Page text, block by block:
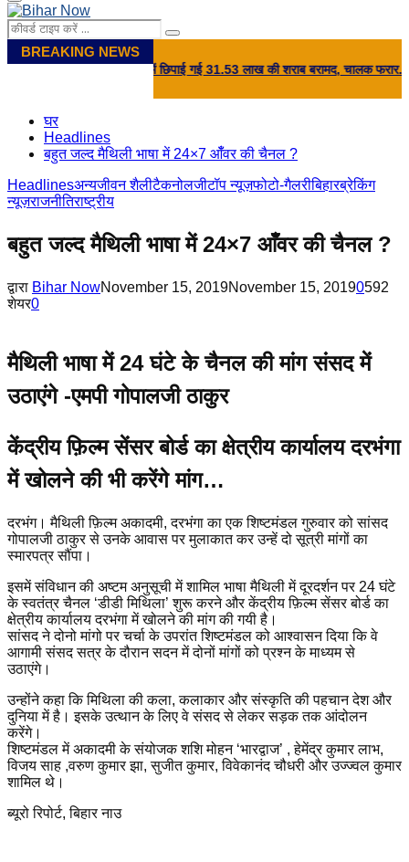
Primary
Menu
Search
for:
Search
BREAKING NEWS
पर खाद की आड़ में छिपाई गई 31.53 लाख की शराब बरामद, चालक फरार...⇝
घर
Headlines
बहुत जल्द मैथिली भाषा में 24×7 आँँवर की चैनल ?
Headlinesअन्यजीवन शैलीटैकनोलजीटॉप न्यूज़फोटो-गैलरीबिहारब्रेकिंग
न्यूज़राजनीतिराष्ट्रीय
बहुत जल्द मैथिली भाषा में 24×7 आँँवर की चैनल ?
द्वारा Bihar NowNovember 15, 2019November 15, 20190592
शेयर0
मैथिली भाषा में 24 घंटे के चैनल की मांग संसद में
उठाएंगे -एमपी गोपालजी ठाकुर
केंद्रीय फ़िल्म सेंसर बोर्ड का क्षेत्रीय कार्यालय दरभंगा
में खोलने की भी करेंगे मांग…
दरभंग। मैथिली फ़िल्म अकादमी, दरभंगा का एक शिष्टमंडल गुरुवार को सांसद
गोपालजी ठाकुर से उनके आवास पर मुलाकात कर उन्हें दो सूत्री मांगों का
स्मारपत्र सौंपा।
इसमें संविधान की अष्टम अनुसूची में शामिल भाषा मैथिली में दूरदर्शन पर 24 घंटे
के स्वतंत्र चैनल ‘डीडी मिथिला’ शुरू करने और केंद्रीय फ़िल्म सेंसर बोर्ड का
क्षेत्रीय कार्यालय दरभंगा में खोलने की मांग की गयी है।
सांसद ने दोनो मांगो पर चर्चा के उपरांत शिष्टमंडल को आश्वासन दिया कि वे
आगामी संसद सत्र के दौरान सदन में दोनों मांगों को प्रश्न के माध्यम से
उठाएंगे।
उन्होंने कहा कि मिथिला की कला, कलाकार और संस्कृति की पहचान देश और
दुनिया में है। इसके उत्थान के लिए वे संसद से लेकर सड़क तक आंदोलन
करेंगे।
शिष्टमंडल में अकादमी के संयोजक शशि मोहन ‘भारद्वाज’ , हेमेंद्र कुमार लाभ,
विजय साह ,वरुण कुमार झा, सुजीत कुमार, विवेकानंद चौधरी और उज्ज्वल कुमार
शामिल थे।
ब्यूरो रिपोर्ट, बिहार नाउ